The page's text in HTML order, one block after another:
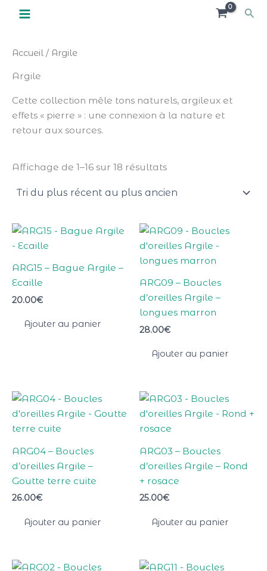
Remise de 10% sur votre 1ère commande
Aller
Accueil / Argile
Argile
Cette collection mêle tons naturels, argileux et
effets « pierre » : une connexion à la nature et
retour aux sources.
Affichage de 1–16 sur 18 résultats
ARG15 – Bague Argile –
Ecaille
20.00€
Ajouter au panier
ARG09 – Boucles
d’oreilles Argile –
longues marron
28.00€
Ajouter au panier
ARG04 – Boucles
d’oreilles Argile –
Goutte terre cuite
26.00€
Ajouter au panier
ARG03 – Boucles
d’oreilles Argile – Rond
+ rosace
25.00€
Ajouter au panier